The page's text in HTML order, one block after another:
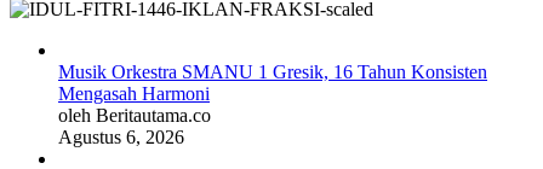
Musik Orkestra SMANU 1 Gresik, 16 Tahun Konsisten
Mengasah Harmoni
oleh Beritautama.co
Agustus 6, 2026